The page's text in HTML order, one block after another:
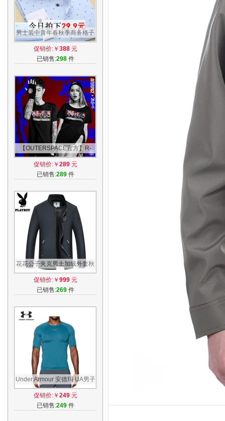
男士装中青年春秋季商务格子
衬衣韩版修身型薄款长袖衬衫
印花寸衫
促销价:￥ 388元
已销售:298件
【OUTERSPACE官方】R-
chord红格庞克最后晚餐T
促销价:￥ 289元
已销售:289件
花花公子夹克男士加绒外套秋
冬季男装旗舰店官方店休闲黑
风衣薄款
促销价:￥ 999元
已销售:269件
Under Armour 安德玛 UA男子
Armour运动短袖紧身
衣-1257468
促销价:￥ 249元
已销售:249件